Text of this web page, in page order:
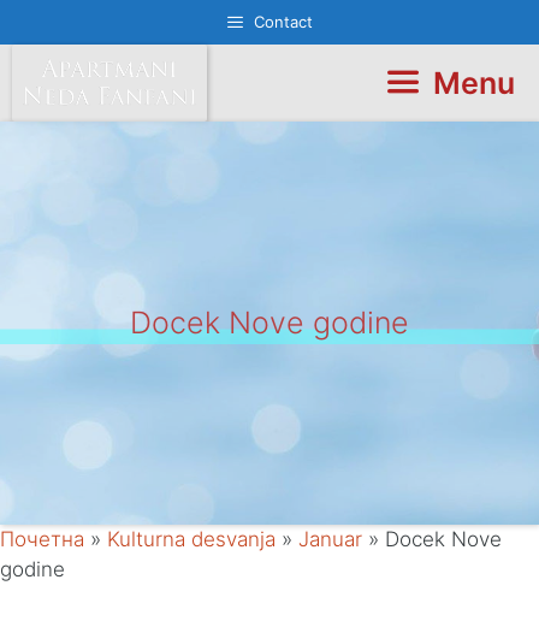
to
content
Contact
Menu
Docek Nove godine
Почетна » Kulturna desvanja » Januar » Docek Nove
godine